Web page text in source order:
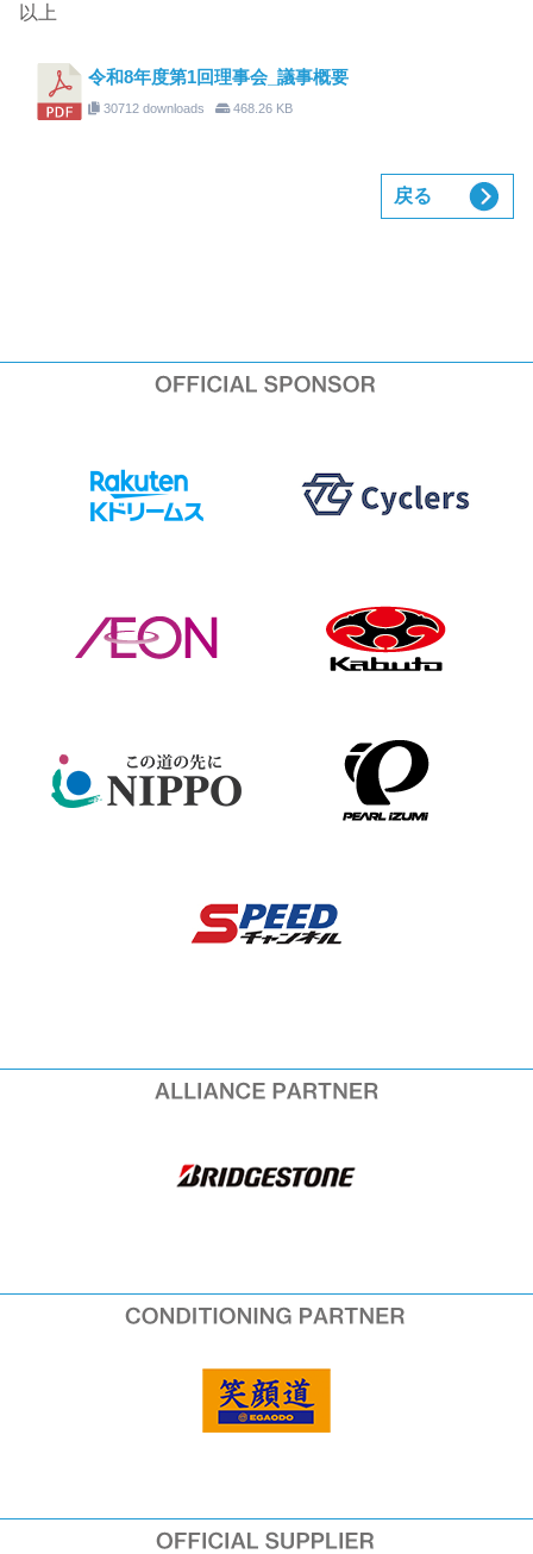
以上
令和8年度第1回理事会_議事概要
30712 downloads 468.26 KB
戻る